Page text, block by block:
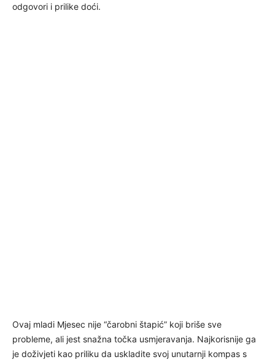
odgovori i prilike doći.
Ovaj mladi Mjesec nije “čarobni štapić” koji briše sve
probleme, ali jest snažna točka usmjeravanja. Najkorisnije ga
je doživjeti kao priliku da uskladite svoj unutarnji kompas s